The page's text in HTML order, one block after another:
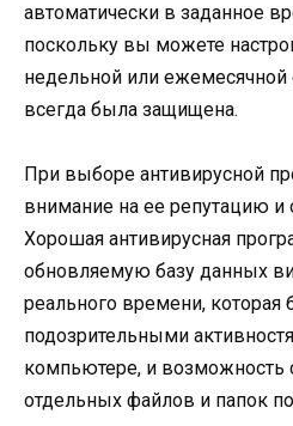
автоматически в заданное
поскольку вы можете
недельной или ежемесячной
всегда была защищена.
При выборе антивирусной
внимание на ее репутацию и
Хорошая антивирусная
обновляемую базу данных
реального времени, которая
подозрительными
компьютере, и возможность
отдельных файлов и папок